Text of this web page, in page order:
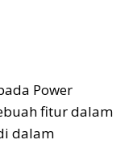
Power
fitur dalam
dalam